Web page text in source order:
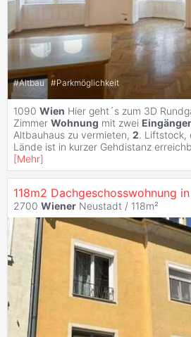
#Altbau #Parkmöglichkeit
1090 Wien Hier geht´s zum 3D
Zimmer Wohnung mit zwei
Altbauhaus zu vermieten, 2. Liftstock,
Lände ist in kurzer Gehdistanz
[Mehr]
2700 Wiener Neustadt / 118m²